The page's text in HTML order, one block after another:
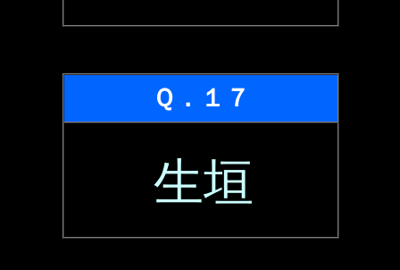
Ｑ．１７
生垣